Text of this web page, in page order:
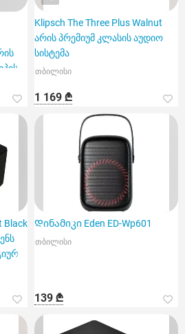
Klipsch The Three Plus Walnut
არის პრემიუმ კლასის აუდიო
სისტემა
თბილისი
1 169 ₾
Black
Დინამიკი Eden ED-Wp601
თბილისი
139 ₾